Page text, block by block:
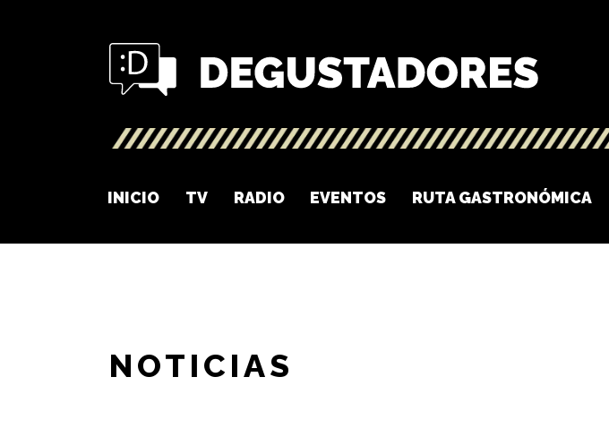
INICIO TV RADIO EVENTOS RUTA GASTRONÓMICA
NOTICIAS